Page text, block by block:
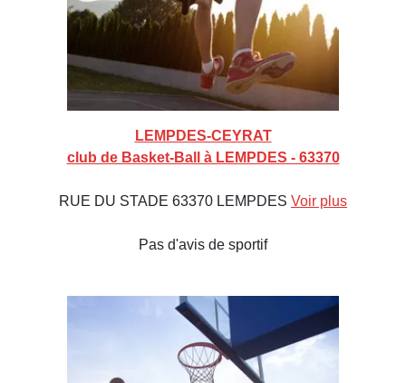
LEMPDES-CEYRAT
club de Basket-Ball à LEMPDES - 63370
RUE DU STADE 63370 LEMPDES Voir plus
Pas d'avis de sportif